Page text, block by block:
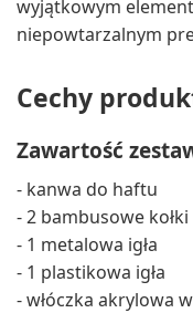
wyjątkowym
niepowtarzalnym
Cechy
Zawartość
- kanwa do haftu
- 2 bambusowe kołki
- 1 metalowa igła
- 1 plastikowa igła
- włóczka akrylowa